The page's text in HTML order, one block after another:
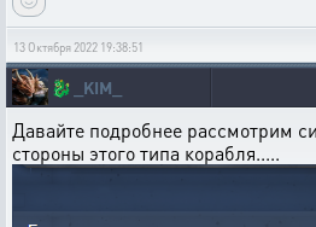
13 Октября 2022 19:38:51
🐉 _KIM_
Давайте подробнее рассмотрим
стороны этого типа корабля.....